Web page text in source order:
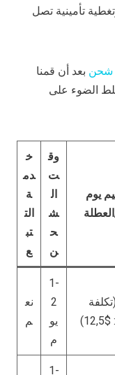
تأمينية تصل
شحن بعد أن قمنا
الضوء على
يوم
وق
ت
ال
ش
ح
ن
خ
دم
ة
الت
تب
ع
1-
2
يو
م
نع
م
1-